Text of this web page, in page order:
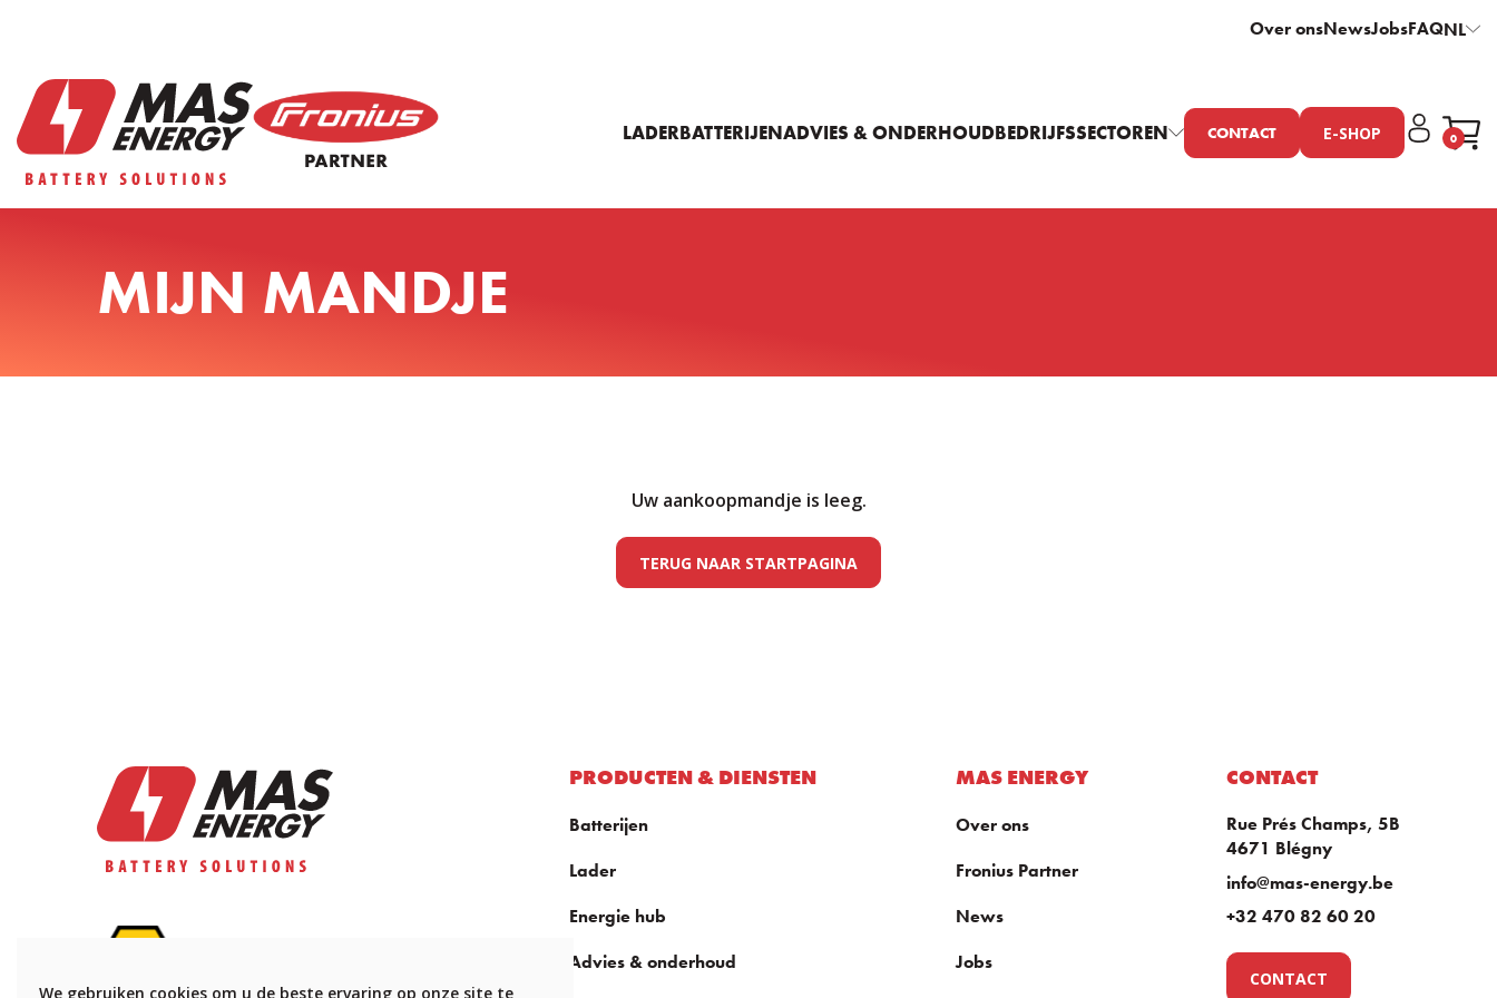
Over onsNewsJobsFAQNL
LADERBATTERIJENADVIES & ONDERHOUDBEDRIJFSSECTOREN CONTACT E-SHOP 0
MIJN MANDJE
Uw aankoopmandje is leeg.
TERUG NAAR STARTPAGINA
PRODUCTEN & DIENSTEN
Batterijen
Lader
Energie hub
Advies & onderhoud
MAS ENERGY
Over ons
Fronius Partner
News
Jobs
CONTACT
Rue Prés Champs, 5B
4671 Blégny
info@mas-energy.be
+32 470 82 60 20
CONTACT
We gebruiken cookies om u de beste ervaring op onze site te